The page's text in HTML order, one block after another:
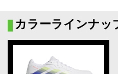
カラーラインナッ